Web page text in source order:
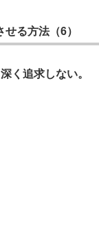
る方法（6）
く追求しない。